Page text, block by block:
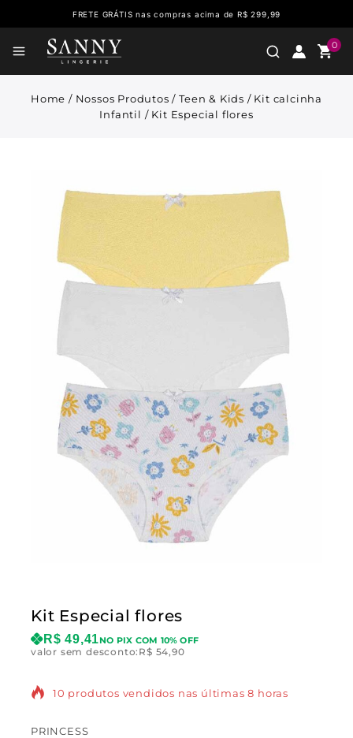
FRETE GRÁTIS nas compras acima de R$ 299,99
0
Home / Nossos Produtos / Teen & Kids / Kit calcinha
Infantil / Kit Especial flores
Kit Especial flores
R$ 49,41NO PIX COM 10% OFF
valor sem desconto: R$ 54,90
10 produtos vendidos nas últimas 8 horas
PRINCESS